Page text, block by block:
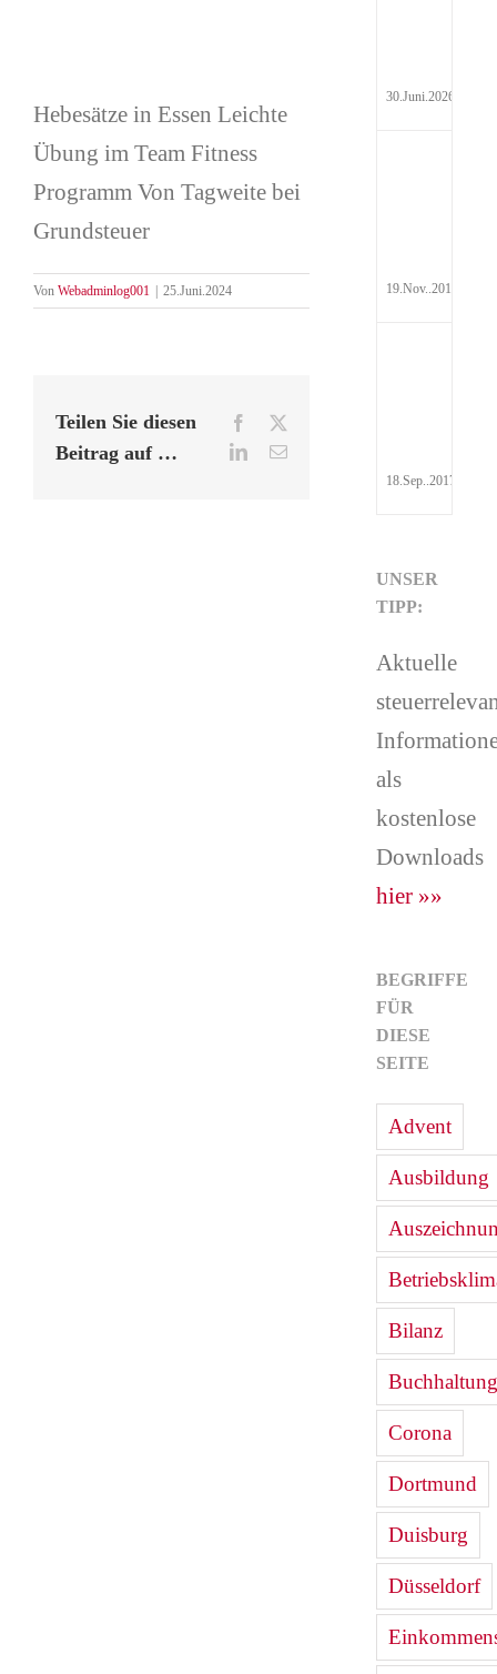
Hebesätze in Essen Leichte
Übung im Team Fitness
Programm Von Tagweite bei
Grundsteuer
Von Webadminlog001 25.Juni.2024
Teilen Sie diesen
Beitrag auf …
Facebook
LinkedIn
E-
30.Juni.2026
19.Nov..2017
18.Sep..2017
UNSER
TIPP:
Aktuelle
als
kostenlose
Downloads
hier »»
BEGRIFFE
FÜR
DIESE
SEITE
Advent
Ausbildung
Bilanz
Buchhaltung
Corona
Dortmund
Duisburg
Düsseldorf